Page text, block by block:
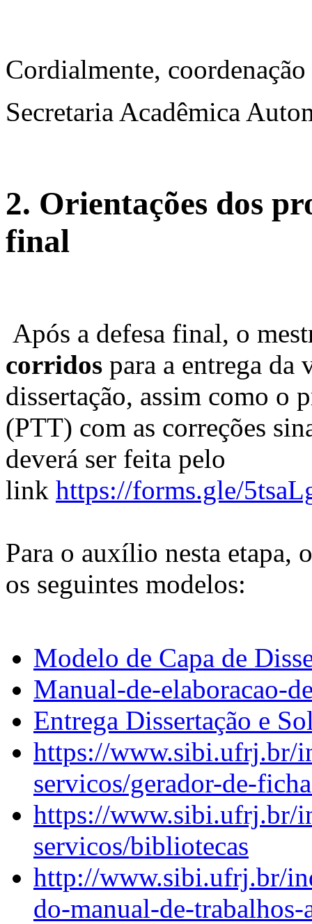
Cordialmente,
Secretaria Acadêmica
2. Orientações dos
final
Após a defesa final, o
corridos para a entrega
dissertação, assim como o
(PTT) com as correções
deverá ser feita pelo
link https://forms.gle/
Para o auxílio nesta etapa,
os seguintes modelos:
Modelo de Capa de
Manual-de-elaboracao-
Entrega Dissertação e
https://www.sibi.ufrj.br/
servicos/gerador-de-
https://www.sibi.ufrj.br/
servicos/bibliotecas
http://www.sibi.ufrj.br/
do-manual-de-